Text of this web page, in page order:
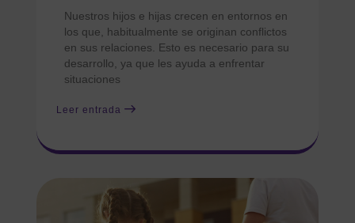
Nuestros hijos e hijas crecen en entornos en
los que, habitualmente se originan conflictos
en sus relaciones. Esto es necesario para su
desarrollo, ya que les ayuda a enfrentar
situaciones
Leer entrada